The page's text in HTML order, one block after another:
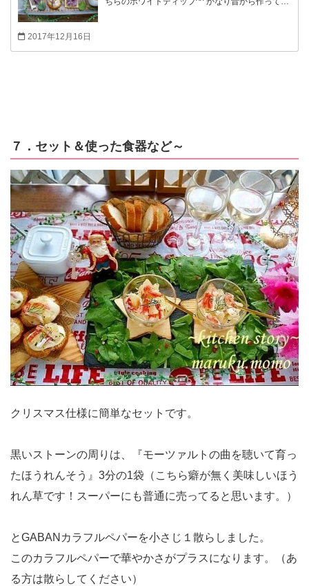
になっていて私も家族も大すきです(●＞ｖ＜●）♡
2017年12月16日
７．セット＆使った食器など～
クリスマス仕様に簡単なセットです。
黒いストーンの周りは、『モーツァルトの曲を聴いて育っ
たほうれんそう』3分の1袋（こちら癖が無く美味しいほう
れん草です！スーパーにも普通に売ってると思います。）
とGABANカラフルペパーを小さじ１散らしました。
このカラフルペパーで華やかさがプラスになります。（あ
る方は散らしてください）